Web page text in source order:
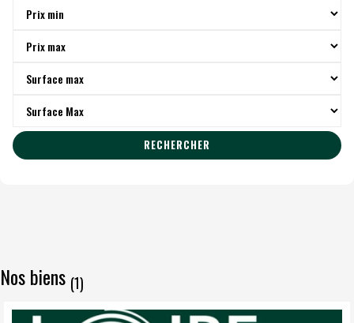
RECHERCHER
Nos biens (1)